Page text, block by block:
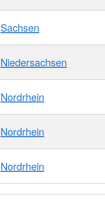
Sachsen
Niedersachsen
Nordrhein
Nordrhein
Nordrhein